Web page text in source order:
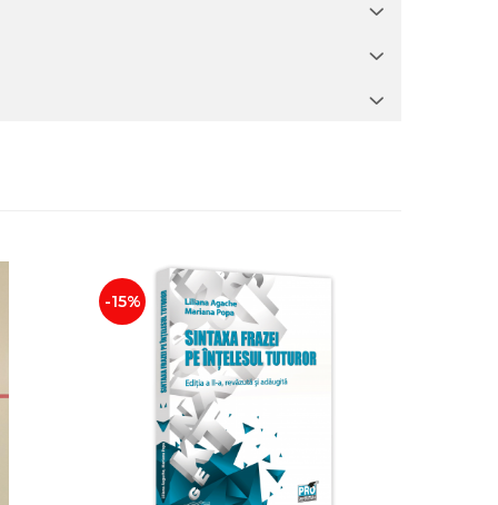
-15%